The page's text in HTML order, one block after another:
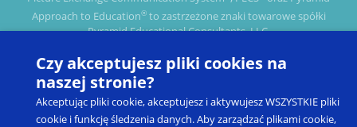
Approach to Education®to zastrzeżone znaki towarowe spółki
Pyramid Educational Consultants, LLC.
Nasze oddziały
Kariera
Polityka Prywatności I Warunki Korzystania
Własność Intelektualna
Zarządzaj plikami cookie
Czy akceptujesz pliki cookies na
naszej stronie?
Akceptując pliki cookie, akceptujesz i aktywujesz WSZYSTKIE pliki
cookie i funkcję śledzenia danych. Aby zarządzać plikami cookie,